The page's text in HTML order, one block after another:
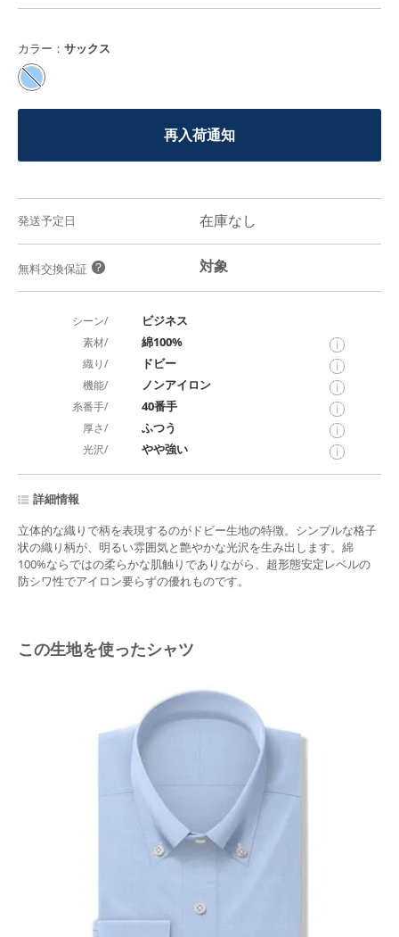
カラー： サックス
再入荷通知
発送予定日 在庫なし
無料交換保証 ？ 対象
シーン/ ビジネス
素材/ 綿100% i
織り/ ドビー i
機能/ ノンアイロン i
糸番手/ 40番手 i
厚さ/ ふつう i
光沢/ やや強い i
詳細情報
立体的な織りで柄を表現するのがドビー生地の特徴。シンプルな格子
状の織り柄が、明るい雰囲気と艶やかな光沢を生み出します。綿
100%ならではの柔らかな肌触りでありながら、超形態安定レベルの
防シワ性でアイロン要らずの優れものです。
この生地を使ったシャツ